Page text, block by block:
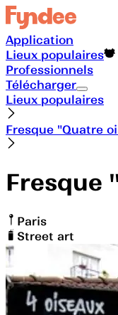
Application
Lieux populaires
Professionnels
Télécharger
Lieux populaires
Fresque "Quatre
Fresque
Paris
Street art